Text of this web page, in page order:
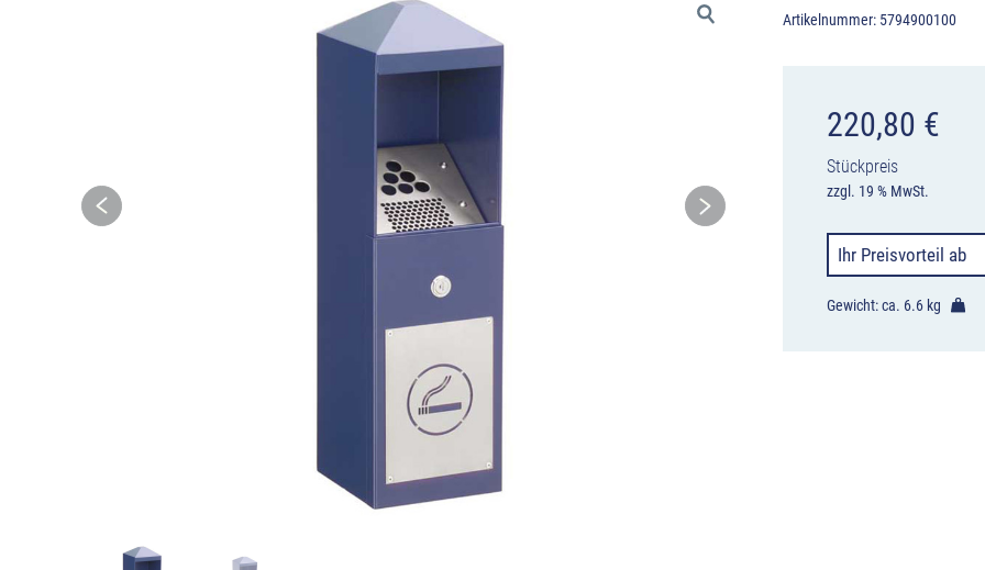
Artikelnummer: 5794900100
220,80 €
Stückpreis
zzgl. 19 % MwSt.
Ihr Preisvorteil ab
Gewicht: ca. 6.6 kg